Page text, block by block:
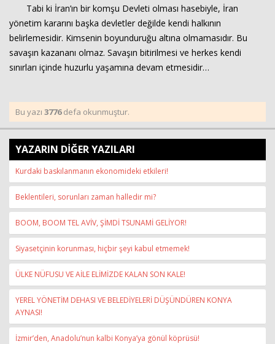
Tabi ki İran’ın bir komşu Devleti olması hasebiyle, İran
yönetim kararını başka devletler değilde kendi halkının
belirlemesidir. Kimsenin boyunduruğu altına olmamasıdır. Bu
savaşın kazananı olmaz. Savaşın bitirilmesi ve herkes kendi
sınırları içinde huzurlu yaşamına devam etmesidir…
Bu yazı 3776defa okunmuştur.
YAZARIN DİĞER YAZILARI
Kurdaki baskılanmanın ekonomideki etkileri!
Beklentileri, sorunları zaman halledir mi?
BOOM, BOOM TEL AVİV, ŞİMDİ TSUNAMİ GELİYOR!
Siyasetçinin korunması, hiçbir şeyi kabul etmemek!
ÜLKE NÜFUSU VE AİLE ELİMİZDE KALAN SON KALE!
YEREL YÖNETİM DEHASI VE BELEDİYELERİ DÜŞÜNDÜREN KONYA
AYNASI!
İzmir’den, Anadolu’nun kalbi Konya’ya gönül köprüsü!